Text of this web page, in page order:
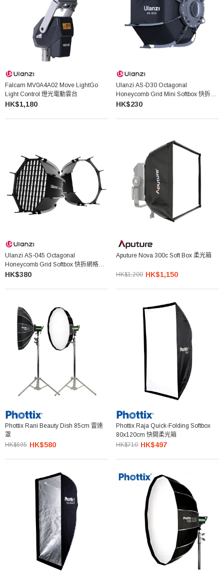
Falcam MV0A4A02 Move LightGo
Light Control 燈光電動雲台
HK$1,180
Ulanzi AS-D30 Octagonal
Honeycomb Grid Mini Softbox 快拆網
格柔光箱
HK$230
Ulanzi AS-045 Octagonal
Honeycomb Grid Softbox 快拆網格柔
光箱
HK$380
Aputure Nova 300c Soft Box 柔光箱
HK$1,200 HK$1,150
Phottix Rani Beauty Dish 85cm 雷達
罩
HK$695 HK$580
Phottix Raja Quick-Folding Softbox
80x120cm 快開柔光箱
HK$710 HK$497